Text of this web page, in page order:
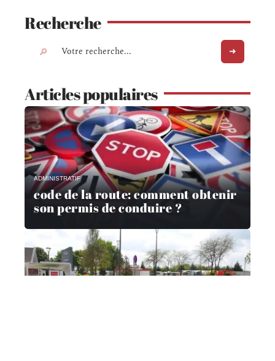
Recherche
Articles populaires
ADMINISTRATIF
code de la route: comment obtenir
son permis de conduire ?